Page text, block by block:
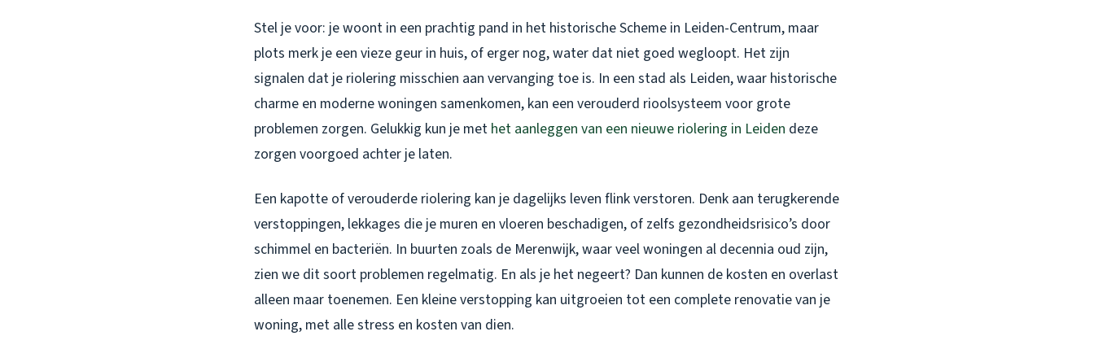
Stel je voor: je woont in een prachtig pand in het historische Scheme in Leiden-Centrum, maar
plots merk je een vieze geur in huis, of erger nog, water dat niet goed wegloopt. Het zijn
signalen dat je riolering misschien aan vervanging toe is. In een stad als Leiden, waar historische
charme en moderne woningen samenkomen, kan een verouderd rioolsysteem voor grote
problemen zorgen. Gelukkig kun je met het aanleggen van een nieuwe riolering in Leiden deze
zorgen voorgoed achter je laten.
Een kapotte of verouderde riolering kan je dagelijks leven flink verstoren. Denk aan terugkerende
verstoppingen, lekkages die je muren en vloeren beschadigen, of zelfs gezondheidsrisico’s door
schimmel en bacteriën. In buurten zoals de Merenwijk, waar veel woningen al decennia oud zijn,
zien we dit soort problemen regelmatig. En als je het negeert? Dan kunnen de kosten en overlast
alleen maar toenemen. Een kleine verstopping kan uitgroeien tot een complete renovatie van je
woning, met alle stress en kosten van dien.